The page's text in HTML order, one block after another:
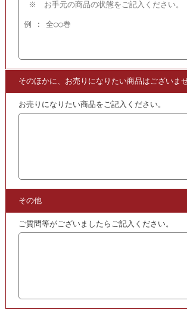
★当店は、和紙などの専門書を
買取する専門店でございます。
買取の専門店までお問い合わせいただき、
現在の商品の価値をお確かめください。
●買取方法は簡単3ステップ！
【かんたん 便利で無料】の宅配
ご利用ください!